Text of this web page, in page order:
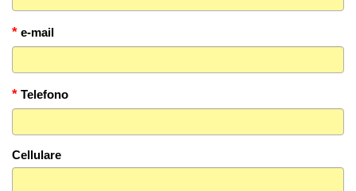
* e-mail
* Telefono
Cellulare